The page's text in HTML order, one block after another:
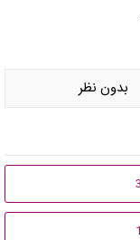
بدون نظر